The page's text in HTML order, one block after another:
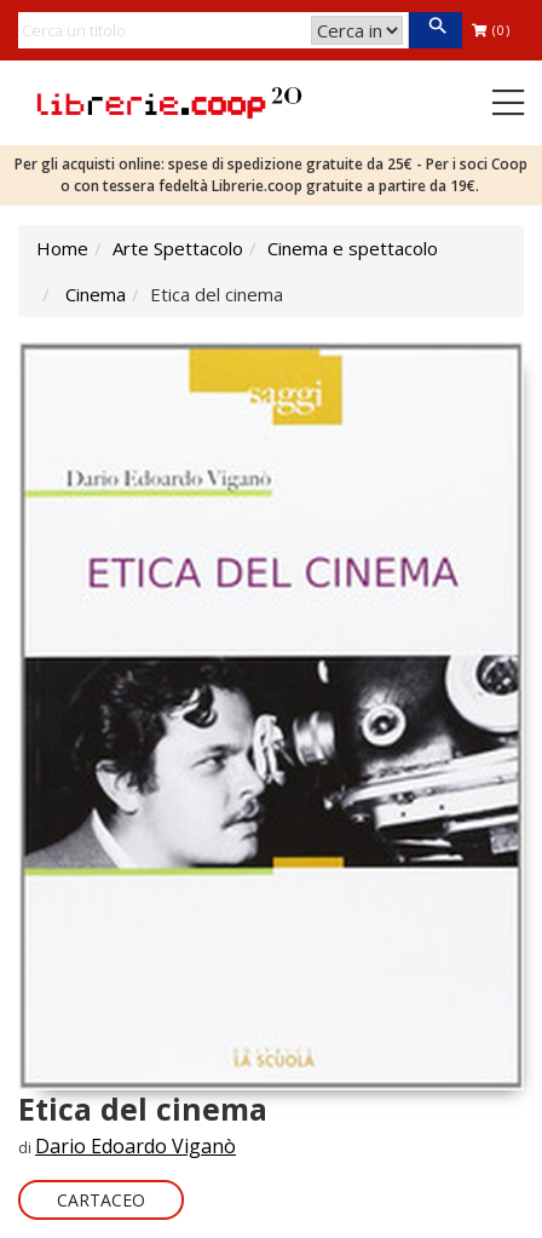
(0)
Per gli acquisti online: spese di spedizione gratuite da 25€ - Per i soci Coop
o con tessera fedeltà Librerie.coop gratuite a partire da 19€.
Home Arte Spettacolo
Cinema e spettacolo
Cinema
Etica del cinema
Etica del cinema
di Dario Edoardo Viganò
CARTACEO